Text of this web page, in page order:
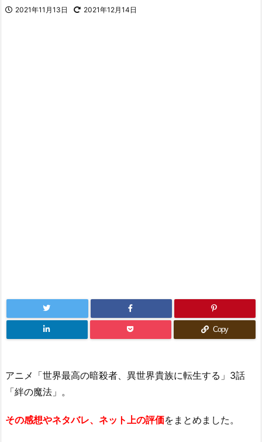
2021年11月13日 2021年12月14日
Copy
アニメ「世界最高の暗殺者、異世界貴族に転生する」3話
「絆の魔法」。
その感想やネタバレ、ネット上の評価をまとめました。